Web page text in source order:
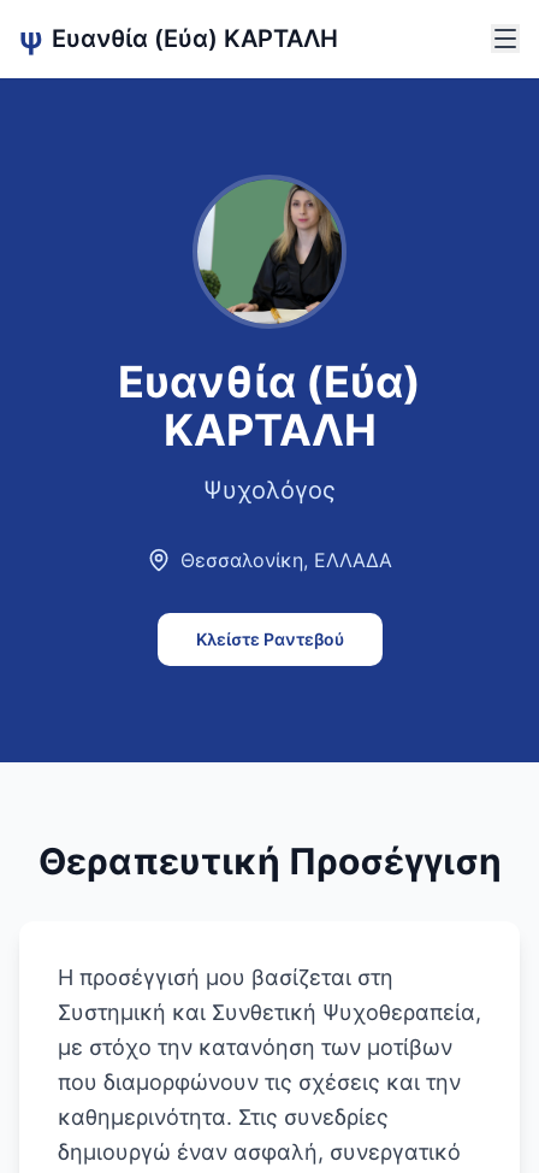
ψ Ευανθία (Εύα) ΚΑΡΤΑΛΗ
Ευανθία (Εύα)
ΚΑΡΤΑΛΗ
Ψυχολόγος
Θεσσαλονίκη, ΕΛΛΑΔΑ
Κλείστε Ραντεβού
Θεραπευτική Προσέγγιση
Η προσέγγισή μου βασίζεται στη
Συστημική και Συνθετική Ψυχοθεραπεία,
με στόχο την κατανόηση των μοτίβων
που διαμορφώνουν τις σχέσεις και την
καθημερινότητα. Στις συνεδρίες
δημιουργώ έναν ασφαλή, συνεργατικό